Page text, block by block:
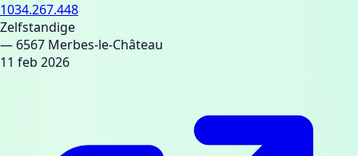
1034.267.448
Zelfstandige
— 6567 Merbes-le-Château
11 feb 2026